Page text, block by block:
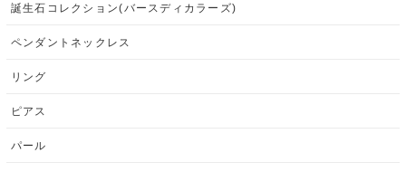
誕生石コレクション(バースディカラーズ)
ペンダントネックレス
リング
ピアス
パール